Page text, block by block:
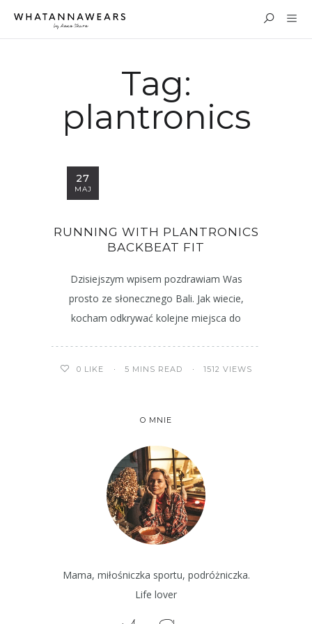
Tag:
plantronics
27
MAJ
RUNNING WITH PLANTRONICS
BACKBEAT FIT
Dzisiejszym wpisem pozdrawiam Was
prosto ze słonecznego Bali. Jak wiecie,
kocham odkrywać kolejne miejsca do
0 LIKE 5 MINS READ 1512 VIEWS
O MNIE
Mama, miłośniczka sportu, podróżniczka.
Life lover